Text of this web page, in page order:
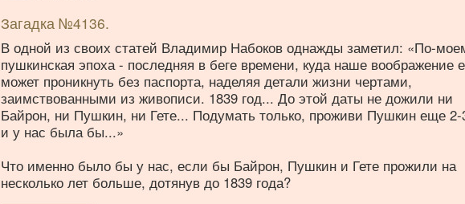
Загадка №4136.
В одной из своих статей Владимир Набоков однажды заметил: «По-
пушкинская эпоха - последняя в беге времени, куда наше воображение
может проникнуть без паспорта, наделяя детали жизни чертами,
заимствованными из живописи. 1839 год... До этой даты не дожили ни
Байрон, ни Пушкин, ни Гете... Подумать только, проживи Пушкин еще 2-
и у нас была бы...»
Что именно было бы у нас, если бы Байрон, Пушкин и Гете прожили на
несколько лет больше, дотянув до 1839 года?